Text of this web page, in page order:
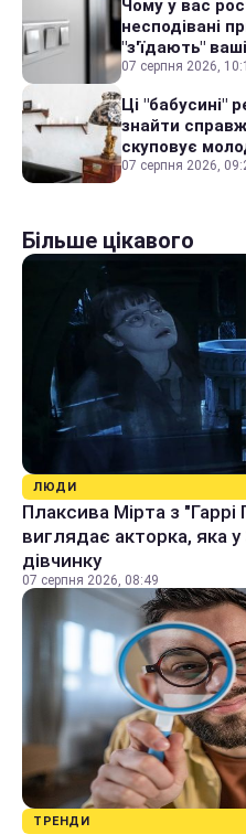
Чому у вас
несподівані
"з'їдають"
07 серпня 2026,
Ці "бабусині"
знайти
скуповує
07 серпня 2026,
Більше цікавого
ЛЮДИ
Плаксива Мірта з "Гаррі
виглядає акторка, яка у
дівчинку
07 серпня 2026, 08:49
ТРЕНДИ